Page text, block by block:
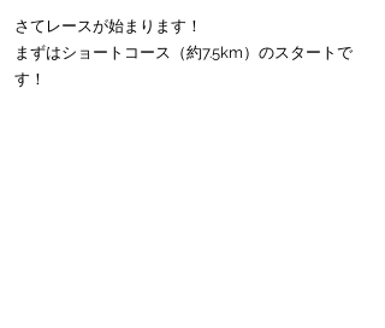
さてレースが始まります！
まずはショートコース（約7.5km）のスタートで
す！